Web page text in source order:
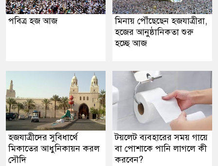
পবিত্র হজ আজ
মিনায় পৌঁছেছেন হজযাত্রীরা,
হজের আনুষ্ঠানিকতা শুরু
হচ্ছে আজ
হজযাত্রীদের সুবিধার্থে
মিকাতের আধুনিকায়ন করল
সৌদি
টয়লেট ব্যবহারের সময় গায়ে
বা পোশাকে পানি লাগলে কী
করবেন?